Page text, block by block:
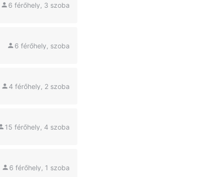
6 férőhely, 3 szoba
6 férőhely, szoba
4 férőhely, 2 szoba
15 férőhely, 4 szoba
6 férőhely, 1 szoba